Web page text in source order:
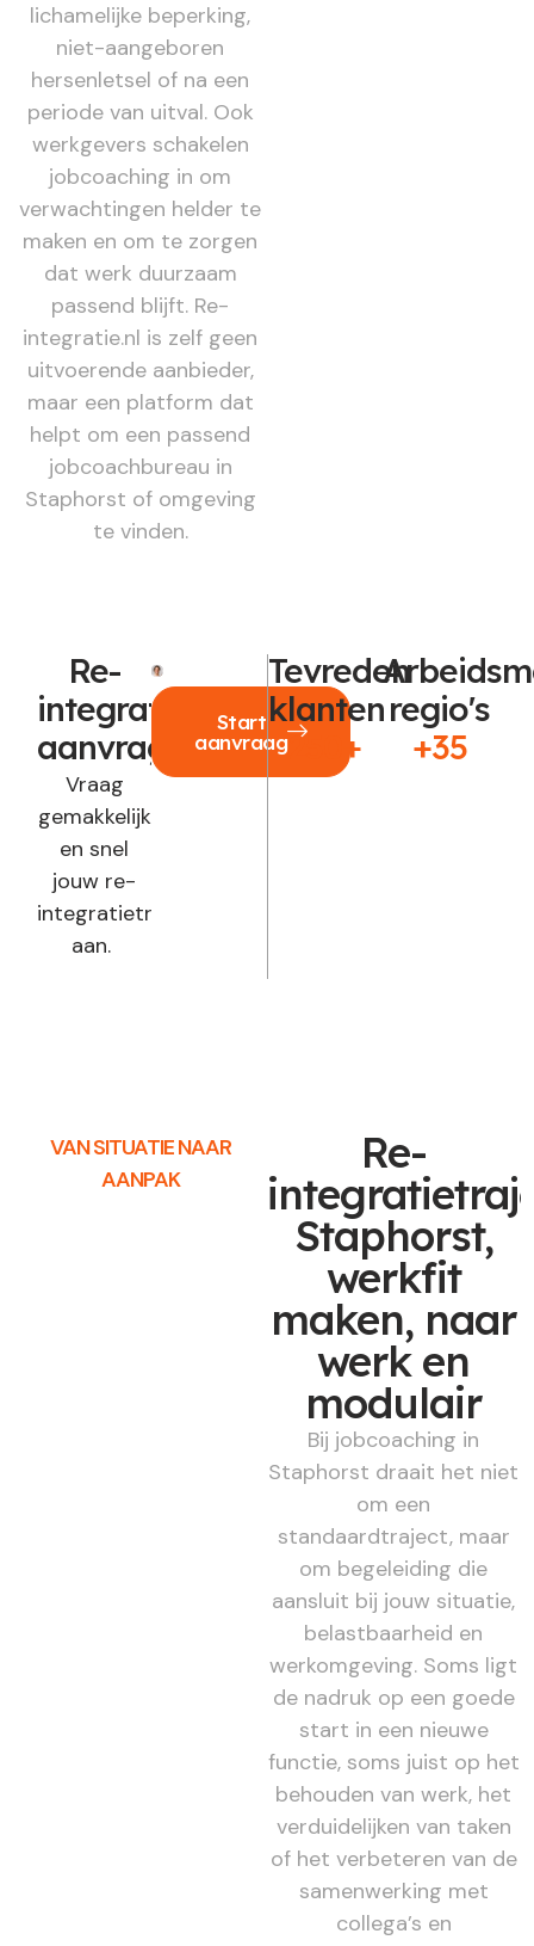
lichamelijke beperking,
niet-aangeboren
hersenletsel of na een
periode van uitval. Ook
werkgevers schakelen
jobcoaching in om
verwachtingen helder te
maken en om te zorgen
dat werk duurzaam
passend blijft. Re-
integratie.nl is zelf geen
uitvoerende aanbieder,
maar een platform dat
helpt om een passend
jobcoachbureau in
Staphorst of omgeving
te vinden.
Re-
integratie
aanvragen?
Vraag
gemakkelijk
en snel
jouw re-
integratietraject
aan.
Start
aanvraag
Tevreden
klanten
250+
regio's
+35
VAN SITUATIE NAAR
AANPAK
Re-
Staphorst,
werkfit
maken, naar
werk en
modulair
Bij jobcoaching in
Staphorst draait het niet
om een
standaardtraject, maar
om begeleiding die
aansluit bij jouw situatie,
belastbaarheid en
werkomgeving. Soms ligt
de nadruk op een goede
start in een nieuwe
functie, soms juist op het
behouden van werk, het
verduidelijken van taken
of het verbeteren van de
samenwerking met
collega’s en